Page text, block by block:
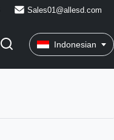
Sales01@allesd.com
Indonesian